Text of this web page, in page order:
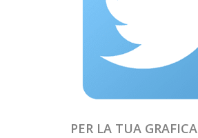
PER LA TUA GRAFICA